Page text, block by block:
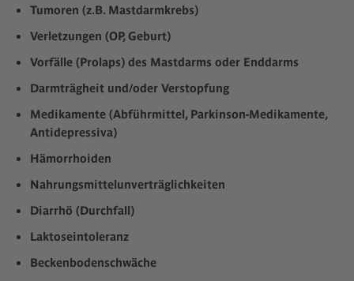
Tumoren (z.B. Mastdarmkrebs)
Verletzungen (OP, Geburt)
Vorfälle (Prolaps) des Mastdarms oder Enddarms
Darmträgheit und/oder Verstopfung
Medikamente (Abführmittel, Parkinson-Medikamente,
Antidepressiva)
Hämorrhoiden
Nahrungsmittelunverträglichkeiten
Diarrhö (Durchfall)
Laktoseintoleranz
Beckenbodenschwäche